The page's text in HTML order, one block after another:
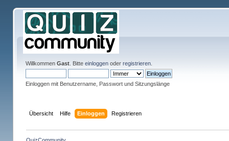
Willkommen Gast. Bitte einloggenoder registrieren.
Einloggen mit Benutzername, Passwort und Sitzungslänge
Übersicht Hilfe Einloggen Registrieren